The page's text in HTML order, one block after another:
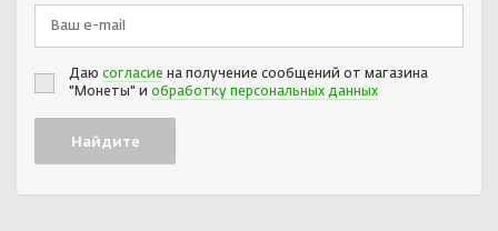
Даю согласие на получение сообщений от магазина
"Монеты" и обработку персональных данных